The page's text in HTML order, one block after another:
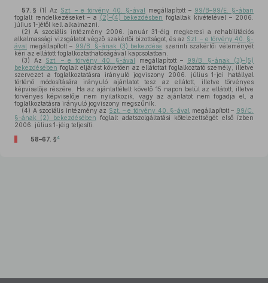
57. § (1) Az Szt. – e törvény 40. §-ával megállapított – 99/B–99/E. §-ában
foglalt rendelkezéseket – a (2)–(4) bekezdésben foglaltak kivételével – 2006.
július 1-jétől kell alkalmazni.
(2) A szociális intézmény 2006. január 31-éig megkeresi a rehabilitációs
alkalmassági vizsgálatot végző szakértői bizottságot, és az Szt. – e törvény 40. §-
ával megállapított – 99/B. §-ának (3) bekezdése szerinti szakértői véleményét
kéri az ellátott foglalkoztathatóságával kapcsolatban.
(3) Az Szt. – e törvény 40. §-ával megállapított – 99/B. §-ának (3)–(5)
bekezdésében foglalt eljárást követően az ellátottat foglalkoztató személy, illetve
szervezet a foglalkoztatásra irányuló jogviszony 2006. július 1-jei hatállyal
történő módosítására irányuló ajánlatot tesz az ellátott, illetve törvényes
képviselője részére. Ha az ajánlattételt követő 15 napon belül az ellátott, illetve
törvényes képviselője nem nyilatkozik, vagy az ajánlatot nem fogadja el, a
foglalkoztatásra irányuló jogviszony megszűnik.
(4) A szociális intézmény az Szt. – e törvény 40. §-ával megállapított – 99/C.
§-ának (2) bekezdésében foglalt adatszolgáltatási kötelezettségét első ízben
2006. július 1-jéig teljesíti.
58–67. §4